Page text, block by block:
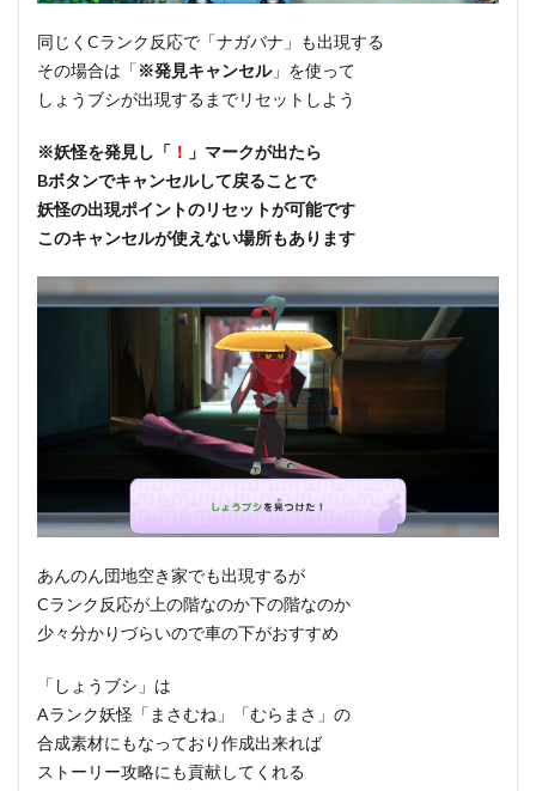
同じくCランク反応で「ナガバナ」も出現する
その場合は「※発見キャンセル」を使って
しょうブシが出現するまでリセットしよう
※妖怪を発見し「 ！ 」マークが出たら
Bボタンでキャンセルして戻ることで
妖怪の出現ポイントのリセットが可能です
このキャンセルが使えない場所もあります
あんのん団地空き家でも出現するが
Cランク反応が上の階なのか下の階なのか
少々分かりづらいので車の下がおすすめ
「しょうブシ」は
Aランク妖怪「まさむね」「むらまさ」の
合成素材にもなっており作成出来れば
ストーリー攻略にも貢献してくれる